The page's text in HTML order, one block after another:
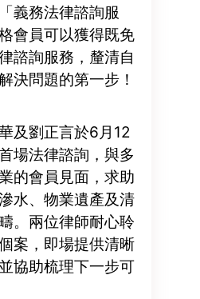
義務法律諮詢服
會員可以獲得既免
諮詢服務，釐清自
決問題的第一步！
及劉正言於6月12
場法律諮詢，與多
的會員見面，求助
水、物業遺產及清
。兩位律師耐心聆
案，即場提供清晰
協助梳理下一步可